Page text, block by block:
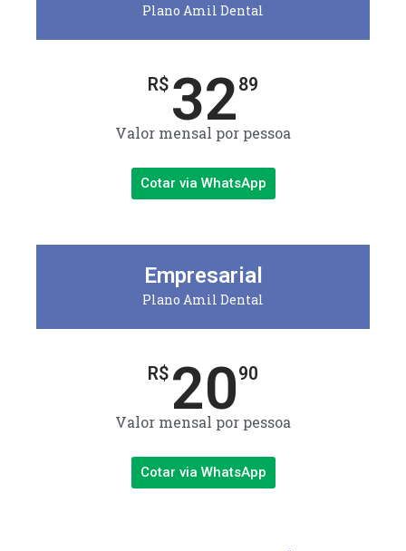
Plano Amil Dental
R$ 3289
Valor mensal por pessoa
Cotar via WhatsApp
Empresarial
Plano Amil Dental
R$ 2090
Valor mensal por pessoa
Cotar via WhatsApp